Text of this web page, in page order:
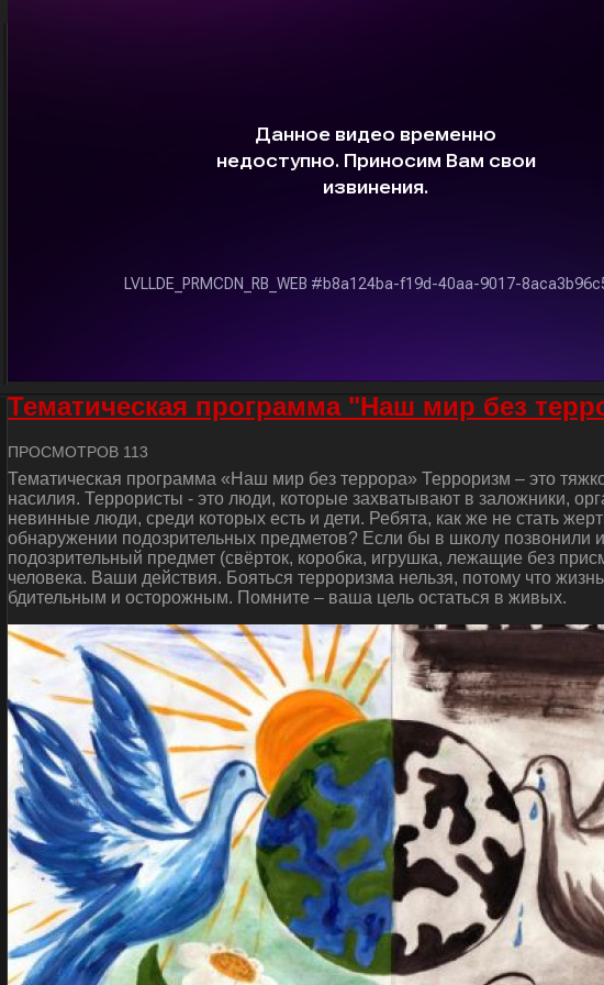
Тематическая программа "Наш мир без
ПРОСМОТРОВ 113
Тематическая программа «Наш мир без террора» Терроризм – это
насилия. Террористы - это люди, которые захватывают в заложники,
невинные люди, среди которых есть и дети. Ребята, как же не стать
обнаружении подозрительных предметов? Если бы в школу
подозрительный предмет (свёрток, коробка, игрушка, лежащие без
человека. Ваши действия. Бояться терроризма нельзя, потому что
бдительным и осторожным. Помните – ваша цель остаться в живых.